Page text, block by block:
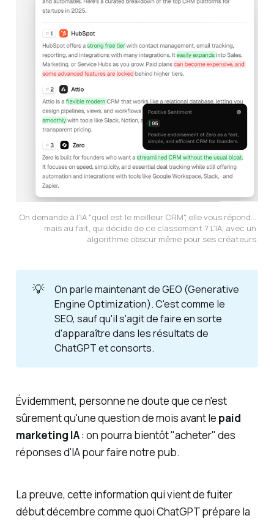
On demande à l'IA "quel est le meilleur CRM", elle vous répond...
mais au fait, qui décide de ce classement ? L'IA, avec un
algorithme obscur même pour ses créateurs.
💡
On parle maintenant de GEO (Generative
Engine Optimization). C'est comme le
SEO, sauf qu'il s'agit de faire en sorte
d'apparaître dans les résultats de
ChatGPT et consorts.
Évidemment, personne ne doute que ce n'est
sûrement qu'une question de mois avant le paid
marketing IA: on pourra bientôt "acheter" des
réponses d'IA pour faire notre pub.
La preuve, cette information qui vient de fuiter
début décembre comme quoi ChatGPT prépare la